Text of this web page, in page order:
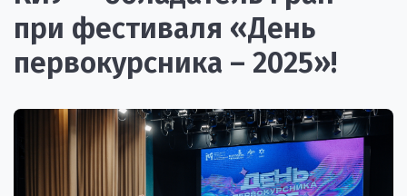
при фестиваля «День
первокурсника – 2025»!